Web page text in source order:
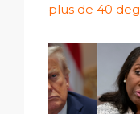
plus de 40